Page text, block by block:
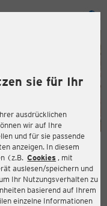
sie für Ihr
ausdrücklichen
wir auf Ihre
und für sie passende
anzeigen. In diesem
(z.B. Cookies , mit
auslesen/speichern und
Ihr Nutzungsverhalten zu
basierend auf Ihrem
einzelne Informationen
28